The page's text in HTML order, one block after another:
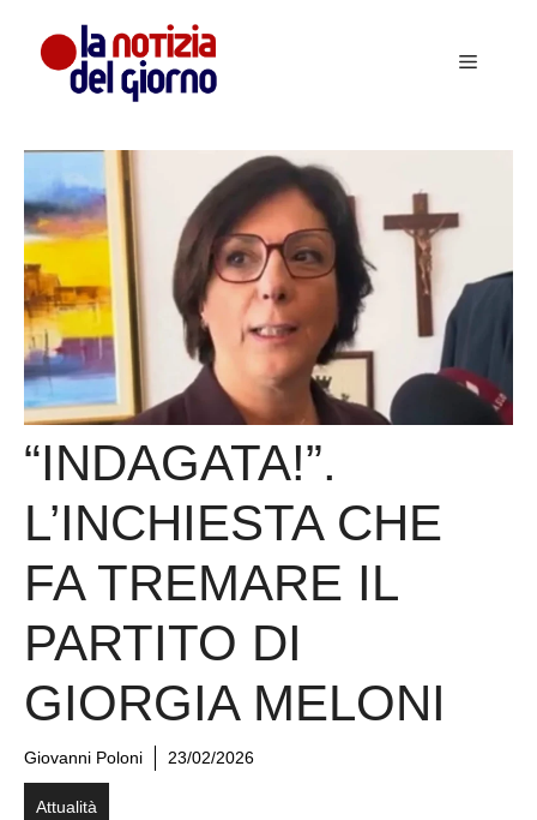
contenuto
Menu
“INDAGATA!”.
L’INCHIESTA CHE
FA TREMARE IL
PARTITO DI
GIORGIA MELONI
Giovanni Poloni 23/02/2026
Attualità